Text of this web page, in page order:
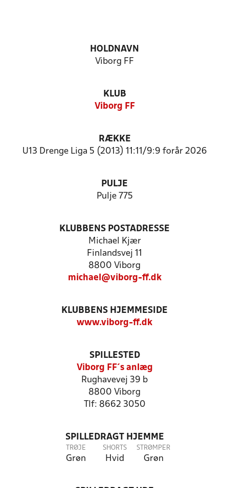
HOLDNAVN
Viborg FF
KLUB
Viborg FF
RÆKKE
U13 Drenge Liga 5 (2013) 11:11/9:9 forår 2026
PULJE
Pulje 775
KLUBBENS POSTADRESSE
Michael Kjær
Finlandsvej 11
8800 Viborg
michael@viborg-ff.dk
KLUBBENS HJEMMESIDE
www.viborg-ff.dk
SPILLESTED
Viborg FF´s anlæg
Rughavevej 39 b
8800 Viborg
Tlf: 8662 3050
SPILLEDRAGT HJEMME
TRØJE
Grøn
SHORTS
Hvid
STRØMPER
Grøn